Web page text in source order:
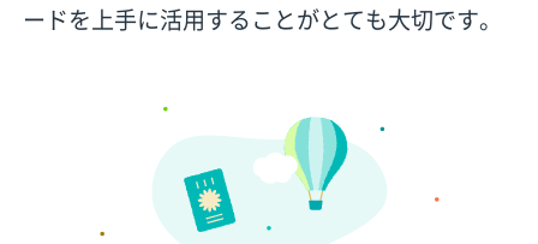
ードを上手に活用することがとても大切です。